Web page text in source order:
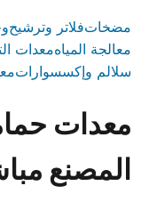
مضخاتفلاتر وترشيح
معالجة المياهمعدات
سلالم وإكسسوارات
معدات
المصنع